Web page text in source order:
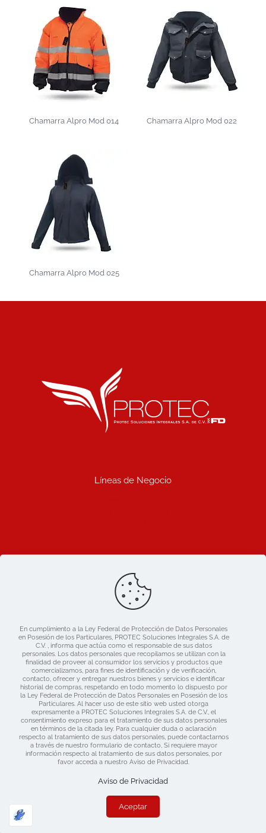
Chamarra Alpro Mod 014 Chamarra Alpro Mod 022
Chamarra Alpro Mod 025
Líneas de Negocio
Ligas de Interes
Blog
Nosotros
Mercado libre
Contacto
Derechos Reservados 2019 Protec | Consulta nuestras
En cumplimiento a la Ley Federal de Protección de Datos Personales
en Posesión de los Particulares, PROTEC Soluciones Integrales S.A. de
C.V. , informa que actúa como el responsable de sus datos
personales. Los datos personales que recopilamos se utilizan con la
finalidad de proveer al consumidor los servicios y productos que
comercializamos, para fines de identificación y de verificación,
contacto, ofrecer y entregar nuestros bienes y servicios e identificar
historial de compras, respetando en todo momento lo dispuesto por
la Ley Federal de Protección de Datos Personales en Posesión de los
Particulares. Al hacer uso de este sitio web usted otorga
expresamente a PROTEC Soluciones Integrales S.A. de C.V., el
consentimiento expreso para el tratamiento de sus datos personales
en términos de la citada ley. Para cualquier duda o aclaración
respecto al tratamiento de sus datos personales, puede contactarnos
a través de nuestro formulario de contacto, Si requiere mayor
información respecto al tratamiento de sus datos personales, por
favor acceda a nuestro Aviso de Privacidad.
Aviso de Privacidad
Aceptar